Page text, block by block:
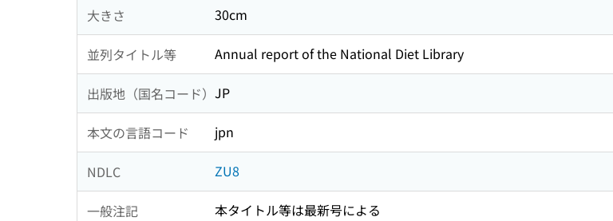
大きさ 30cm
並列タイトル等 Annual report of the National Diet Library
出版地（国名コード） JP
本文の言語コード jpn
NDLC ZU8
一般注記
本タイトル等は最新号による